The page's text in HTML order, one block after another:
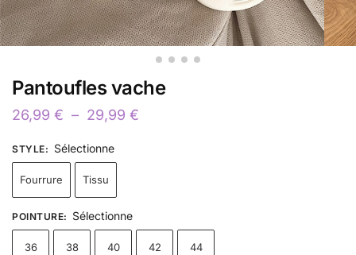
Pantoufles vache
26,99 € – 29,99 €
STYLE: Sélectionne
Fourrure Tissu
POINTURE: Sélectionne
36 38 40 42 44